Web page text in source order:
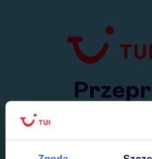
Przejdź do TUI.pl
Wysłaliśmy nasz